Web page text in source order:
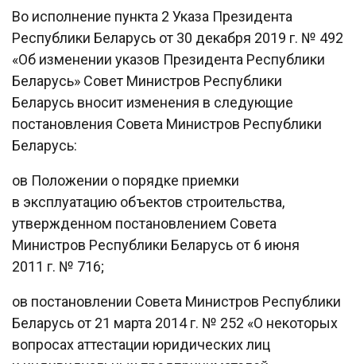
Во исполнение пункта 2 Указа Президента
Республики Беларусь от 30 декабря 2019 г. № 492
«Об изменении указов Президента Республики
Беларусь» Совет Министров Республики
Беларусь вносит изменения в следующие
постановления Совета Министров Республики
Беларусь:
oв Положении о порядке приемки
в эксплуатацию объектов строительства,
утвержденном постановлением Совета
Министров Республики Беларусь от 6 июня
2011 г. № 716;
oв постановлении Совета Министров Республики
Беларусь от 21 марта 2014 г. № 252 «О некоторых
вопросах аттестации юридических лиц